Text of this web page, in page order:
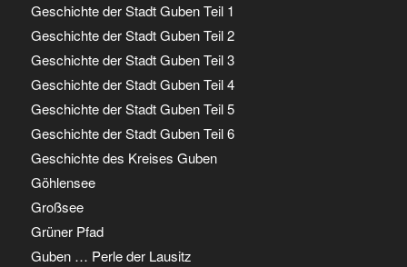
Geschichte der Stadt Guben Teil 1
Geschichte der Stadt Guben Teil 2
Geschichte der Stadt Guben Teil 3
Geschichte der Stadt Guben Teil 4
Geschichte der Stadt Guben Teil 5
Geschichte der Stadt Guben Teil 6
Geschichte des Kreises Guben
Göhlensee
Großsee
Grüner Pfad
Guben … Perle der Lausitz